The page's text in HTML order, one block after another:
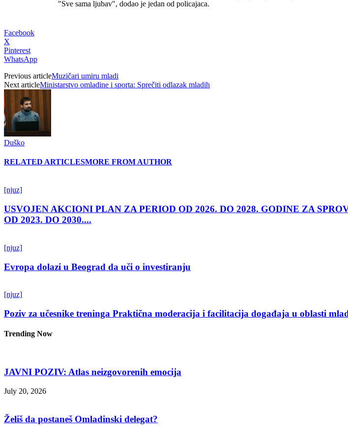
"Sve sama ljubav", dodao je jedan od policajaca.
Facebook
X
Pinterest
WhatsApp
Previous articleMuzičari umiru mladi
Next articleMinistarstvo omladine i sporta: Sprečiti odlazak mladih
Duško
RELATED ARTICLESMORE FROM AUTHOR
[njuz]
USVOJEN AKCIONI PLAN ZA PERIOD OD 2026. DO 2028. GODINE ZA
OD 2023. DO 2030....
[njuz]
Evropa dolazi u Beograd da uči o investiranju
[njuz]
Poziv za učesnike treninga Praktična moderacija i facilitacija događaja u oblasti
Trending Now
JAVNI POZIV: Atlas neizgovorenih emocija
July 20, 2026
Želiš da postaneš Omladinski delegat?